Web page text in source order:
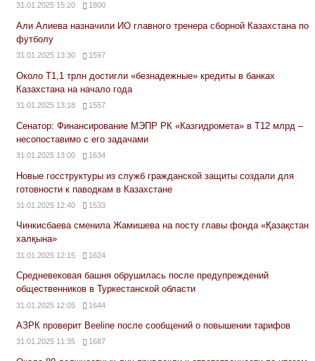
31.01.2025 15:20 1800
Али Алиева назначили ИО главного тренера сборной Казахстана по
футболу
31.01.2025 13:30 1597
Около Т1,1 трлн достигли «безнадежные» кредиты в банках
Казахстана на начало года
31.01.2025 13:18 1557
Сенатор: Финансирование МЭПР РК «Казгидромета» в Т12 млрд –
несопоставимо с его задачами
31.01.2025 13:00 1634
Новые госструктуры из служб гражданской защиты создали для
готовности к паводкам в Казахстане
31.01.2025 12:40 1533
Чинкисбаева сменила Жамишева на посту главы фонда «Қазақстан
халқына»
31.01.2025 12:15 1624
Средневековая башня обрушилась после предупреждений
общественников в Туркестанской области
31.01.2025 12:05 1644
АЗРК проверит Beeline после сообщений о повышении тарифов
31.01.2025 11:35 1687